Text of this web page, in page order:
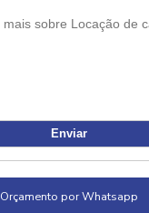
Orçamento por Whatsapp